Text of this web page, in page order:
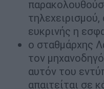
ευκρινής η
ο σταθμάρχης
τον
αυτόν του
απαιτείται σε